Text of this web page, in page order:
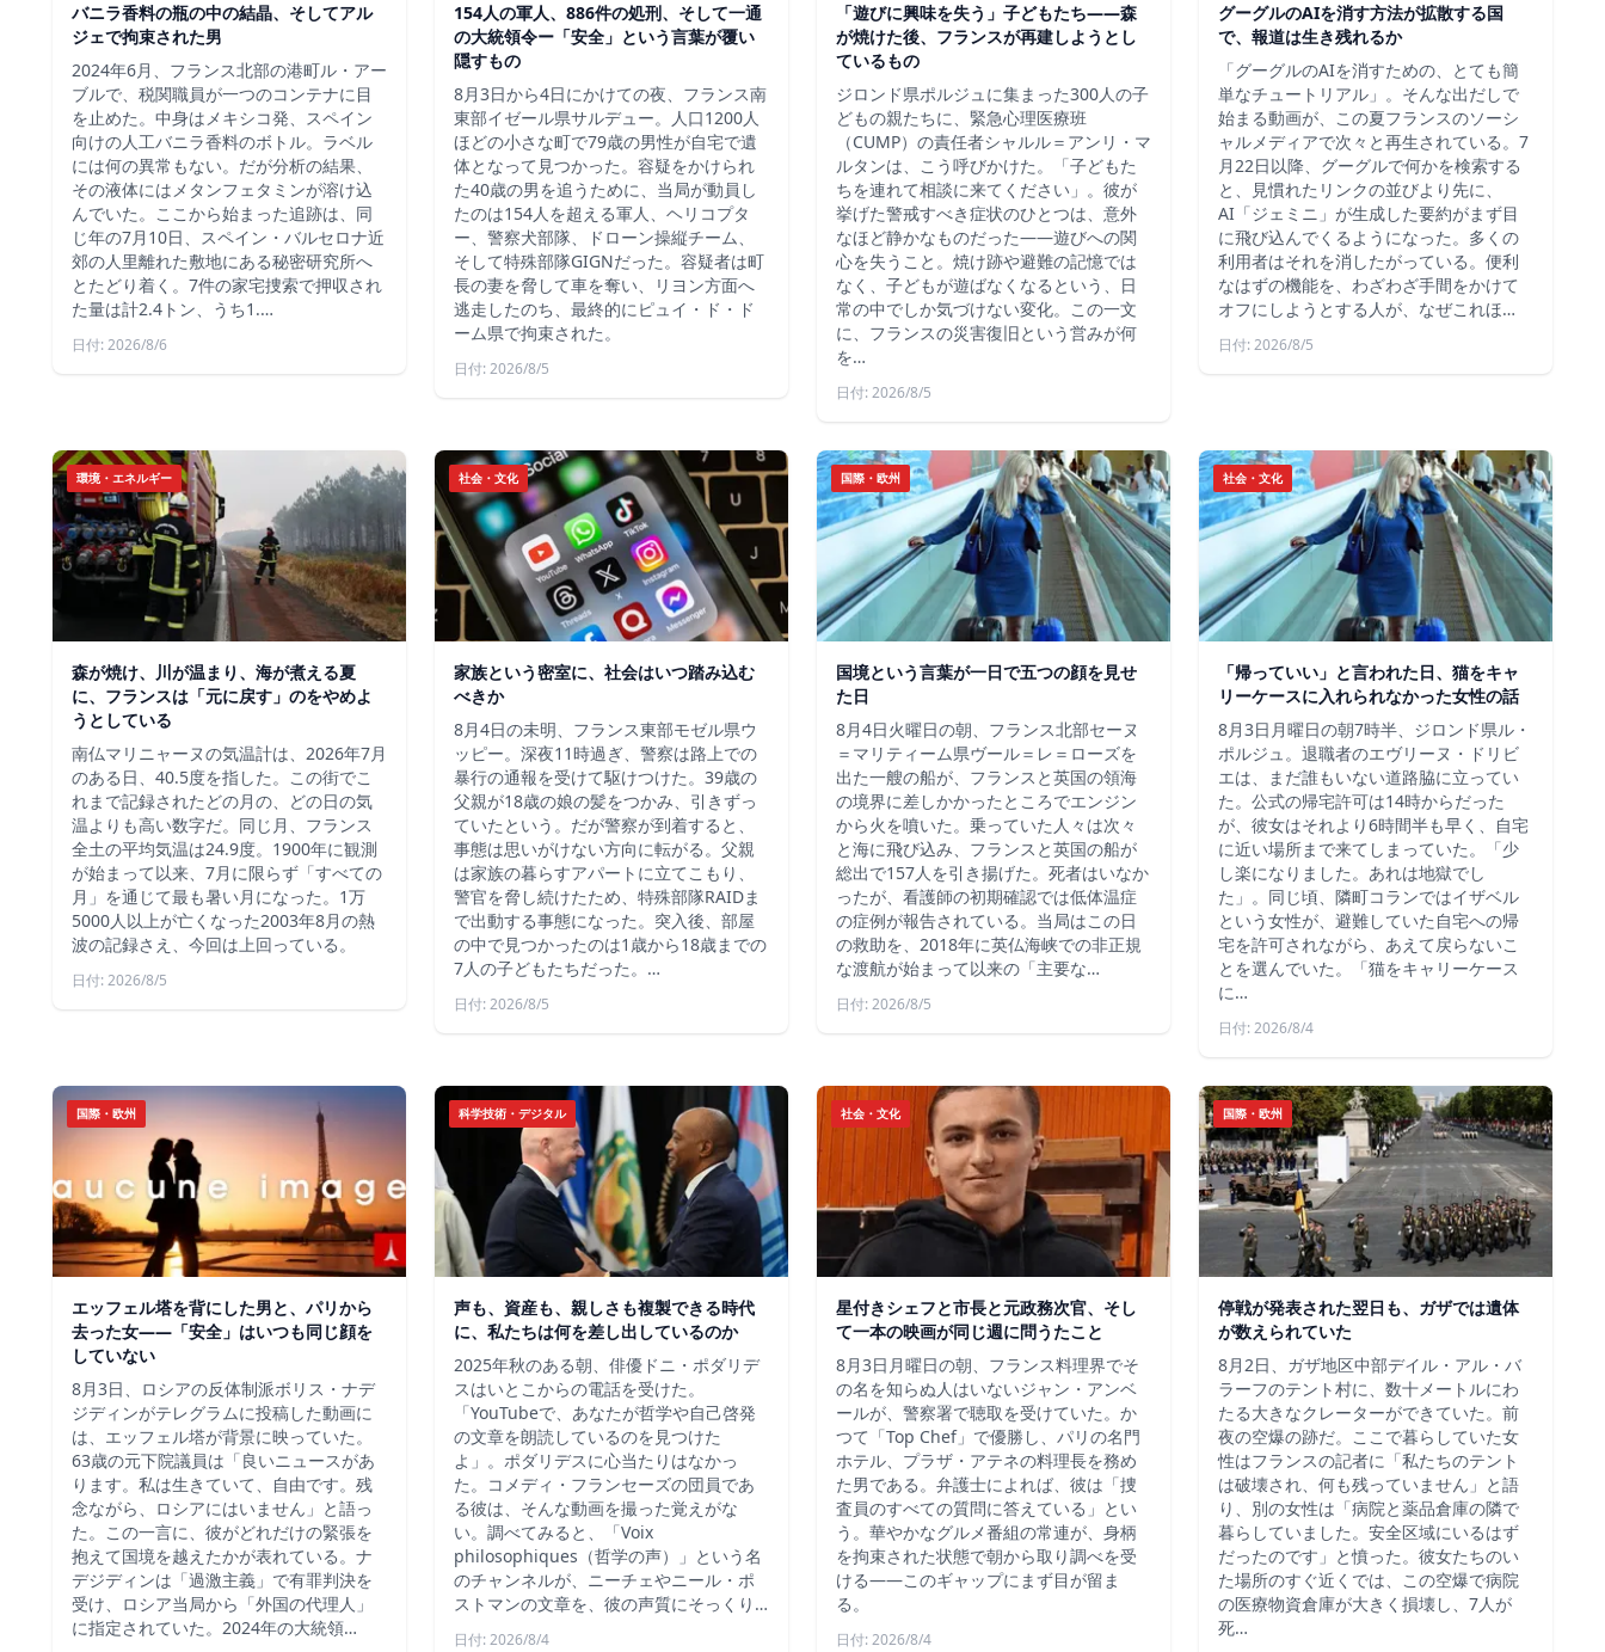
バニラ香料の瓶の中の結晶、そしてアル
ジェで拘束された男
2024年6月、フランス北部の港町ル・アー
ブルで、税関職員が一つのコンテナに目
を止めた。中身はメキシコ発、スペイン
向けの人工バニラ香料のボトル。ラベル
には何の異常もない。だが分析の結果、
その液体にはメタンフェタミンが溶け込
んでいた。ここから始まった追跡は、同
じ年の7月10日、スペイン・バルセロナ近
郊の人里離れた敷地にある秘密研究所へ
とたどり着く。7件の家宅捜索で押収され
た量は計2.4トン、うち1.…
日付: 2026/8/6
154人の軍人、886件の処刑、そして一通
の大統領令ー「安全」という言葉が覆い
隠すもの
8月3日から4日にかけての夜、フランス南
東部イゼール県サルデュー。人口1200人
ほどの小さな町で79歳の男性が自宅で遺
体となって見つかった。容疑をかけられ
た40歳の男を追うために、当局が動員し
たのは154人を超える軍人、ヘリコプタ
ー、警察犬部隊、ドローン操縦チーム、
そして特殊部隊GIGNだった。容疑者は町
長の妻を脅して車を奪い、リヨン方面へ
逃走したのち、最終的にピュイ・ド・ド
ーム県で拘束された。
日付: 2026/8/5
「遊びに興味を失う」子どもたち——森
が焼けた後、フランスが再建しようとし
ているもの
ジロンド県ポルジュに集まった300人の子
どもの親たちに、緊急心理医療班
（CUMP）の責任者シャルル＝アンリ・マ
ルタンは、こう呼びかけた。「子どもた
ちを連れて相談に来てください」。彼が
挙げた警戒すべき症状のひとつは、意外
なほど静かなものだった――遊びへの関
心を失うこと。焼け跡や避難の記憶では
なく、子どもが遊ばなくなるという、日
常の中でしか気づけない変化。この一文
に、フランスの災害復旧という営みが何
を…
日付: 2026/8/5
グーグルのAIを消す方法が拡散する国
で、報道は生き残れるか
「グーグルのAIを消すための、とても簡
単なチュートリアル」。そんな出だしで
始まる動画が、この夏フランスのソーシ
ャルメディアで次々と再生されている。7
月22日以降、グーグルで何かを検索する
と、見慣れたリンクの並びより先に、
AI「ジェミニ」が生成した要約がまず目
に飛び込んでくるようになった。多くの
利用者はそれを消したがっている。便利
なはずの機能を、わざわざ手間をかけて
オフにしようとする人が、なぜこれほ…
日付: 2026/8/5
環境・エネルギー
森が焼け、川が温まり、海が煮える夏
に、フランスは「元に戻す」のをやめよ
うとしている
南仏マリニャーヌの気温計は、2026年7月
のある日、40.5度を指した。この街でこ
れまで記録されたどの月の、どの日の気
温よりも高い数字だ。同じ月、フランス
全土の平均気温は24.9度。1900年に観測
が始まって以来、7月に限らず「すべての
月」を通じて最も暑い月になった。1万
5000人以上が亡くなった2003年8月の熱
波の記録さえ、今回は上回っている。
日付: 2026/8/5
社会・文化
家族という密室に、社会はいつ踏み込む
べきか
8月4日の未明、フランス東部モゼル県ウ
ッピー。深夜11時過ぎ、警察は路上での
暴行の通報を受けて駆けつけた。39歳の
父親が18歳の娘の髪をつかみ、引きずっ
ていたという。だが警察が到着すると、
事態は思いがけない方向に転がる。父親
は家族の暮らすアパートに立てこもり、
警官を脅し続けたため、特殊部隊RAIDま
で出動する事態になった。突入後、部屋
の中で見つかったのは1歳から18歳までの
7人の子どもたちだった。…
日付: 2026/8/5
国際・欧州
国境という言葉が一日で五つの顔を見せ
た日
8月4日火曜日の朝、フランス北部セーヌ
＝マリティーム県ヴール＝レ＝ローズを
出た一艘の船が、フランスと英国の領海
の境界に差しかかったところでエンジン
から火を噴いた。乗っていた人々は次々
と海に飛び込み、フランスと英国の船が
総出で157人を引き揚げた。死者はいなか
ったが、看護師の初期確認では低体温症
の症例が報告されている。当局はこの日
の救助を、2018年に英仏海峡での非正規
な渡航が始まって以来の「主要な…
日付: 2026/8/5
社会・文化
「帰っていい」と言われた日、猫をキャ
リーケースに入れられなかった女性の話
8月3日月曜日の朝7時半、ジロンド県ル・
ポルジュ。退職者のエヴリーヌ・ドリビ
エは、まだ誰もいない道路脇に立ってい
た。公式の帰宅許可は14時からだった
が、彼女はそれより6時間半も早く、自宅
に近い場所まで来てしまっていた。「少
し楽になりました。あれは地獄でし
た」。同じ頃、隣町コランではイザベル
という女性が、避難していた自宅への帰
宅を許可されながら、あえて戻らないこ
とを選んでいた。「猫をキャリーケース
に…
日付: 2026/8/4
国際・欧州
エッフェル塔を背にした男と、パリから
去った女——「安全」はいつも同じ顔を
していない
8月3日、ロシアの反体制派ボリス・ナデ
ジディンがテレグラムに投稿した動画に
は、エッフェル塔が背景に映っていた。
63歳の元下院議員は「良いニュースがあ
ります。私は生きていて、自由です。残
念ながら、ロシアにはいません」と語っ
た。この一言に、彼がどれだけの緊張を
抱えて国境を越えたかが表れている。ナ
デジディンは「過激主義」で有罪判決を
受け、ロシア当局から「外国の代理人」
に指定されていた。2024年の大統領…
科学技術・デジタル
声も、資産も、親しさも複製できる時代
に、私たちは何を差し出しているのか
2025年秋のある朝、俳優ドニ・ポダリデ
スはいとこからの電話を受けた。
「YouTubeで、あなたが哲学や自己啓発
の文章を朗読しているのを見つけた
よ」。ポダリデスに心当たりはなかっ
た。コメディ・フランセーズの団員であ
る彼は、そんな動画を撮った覚えがな
い。調べてみると、「Voix
philosophiques（哲学の声）」という名
のチャンネルが、ニーチェやニール・ポ
ストマンの文章を、彼の声質にそっくり…
日付: 2026/8/4
社会・文化
星付きシェフと市長と元政務次官、そし
て一本の映画が同じ週に問うたこと
8月3日月曜日の朝、フランス料理界でそ
の名を知らぬ人はいないジャン・アンベ
ールが、警察署で聴取を受けていた。か
つて「Top Chef」で優勝し、パリの名門
ホテル、プラザ・アテネの料理長を務め
た男である。弁護士によれば、彼は「捜
査員のすべての質問に答えている」とい
う。華やかなグルメ番組の常連が、身柄
を拘束された状態で朝から取り調べを受
ける――このギャップにまず目が留ま
る。
日付: 2026/8/4
国際・欧州
停戦が発表された翌日も、ガザでは遺体
が数えられていた
8月2日、ガザ地区中部デイル・アル・バ
ラーフのテント村に、数十メートルにわ
たる大きなクレーターができていた。前
夜の空爆の跡だ。ここで暮らしていた女
性はフランスの記者に「私たちのテント
は破壊され、何も残っていません」と語
り、別の女性は「病院と薬品倉庫の隣で
暮らしていました。安全区域にいるはず
だったのです」と憤った。彼女たちのい
た場所のすぐ近くでは、この空爆で病院
の医療物資倉庫が大きく損壊し、7人が
死…